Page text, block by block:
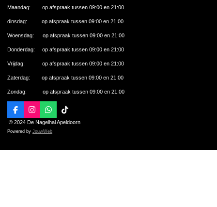
Maandag: op afspraak tussen 09:00 en 21:00
dinsdag: op afspraak tussen 09:00 en 21:00
Woensdag: op afspraak tussen 09:00 en 21:00
Donderdag: op afspraak tussen 09:00 en 21:00
Vrijdag: op afspraak tussen 09:00 en 21:00
Zaterdag: op afspraak tussen 09:00 en 21:00
Zondag: op afspraak tussen 09:00 en 21:00
F
a
e
o
I
n
t
g
W
h
t
A
T
i
k
© 2024 De Nagelhal Apeldoorn
Powered by JouwWeb